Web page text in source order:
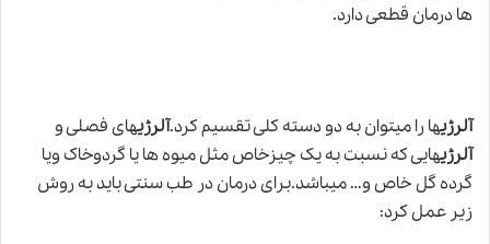
ها درمان قطعی دارد.
آلرژیها را میتوان به دو دسته کلی تقسیم کرد.آلرژیهای فصلی و
آلرژیهایی که نسبت به یک چیزخاص مثل میوه ها یا گردوخاک ویا
گرده گل خاص و… میباشد.برای درمان در طب سنتی باید به روش
زیر عمل کرد: